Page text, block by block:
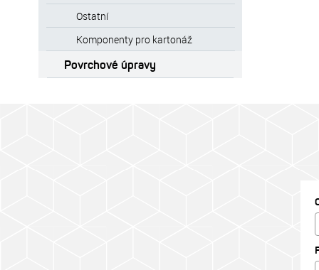
Ostatní
Komponenty pro kartonáž
Povrchové úpravy